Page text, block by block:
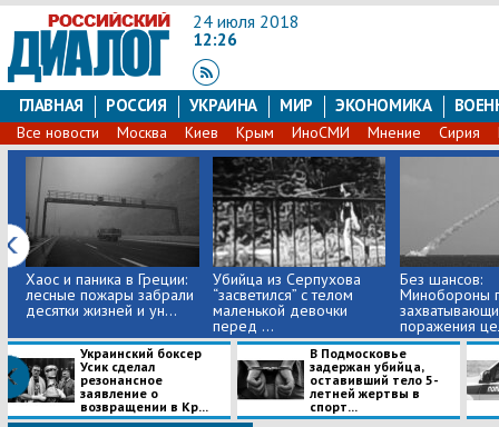
24 июля 2018
12:26
ГЛАВНАЯ РОССИЯ УКРАИНА МИР ЭКОНОМИКА
Все новости Москва Киев Крым ИноСМИ Мнение Сирия
Хаос и паника в Греции:
лесные пожары забрали
десятки жизней и ун...
Убийца из Серпухова
“засветился” с телом
маленькой девочки
перед ...
Без шансов:
Минобороны
поражения
Украинский боксер
Усик сделал
резонансное
заявление о
возвращении в Кр...
В Подмосковье
задержан убийца,
оставивший тело 5-
летней жертвы в
спорт...